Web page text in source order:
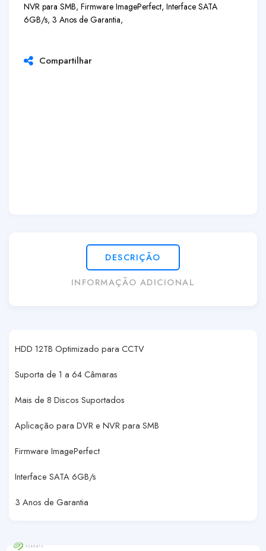
NVR para SMB, Firmware ImagePerfect, Interface SATA
6GB/s, 3 Anos de Garantia,
Compartilhar
DESCRIÇÃO
INFORMAÇÃO ADICIONAL
HDD 12TB Optimizado para CCTV
Suporta de 1 a 64 Câmaras
Mais de 8 Discos Suportados
Aplicação para DVR e NVR para SMB
Firmware ImagePerfect
Interface SATA 6GB/s
3 Anos de Garantia